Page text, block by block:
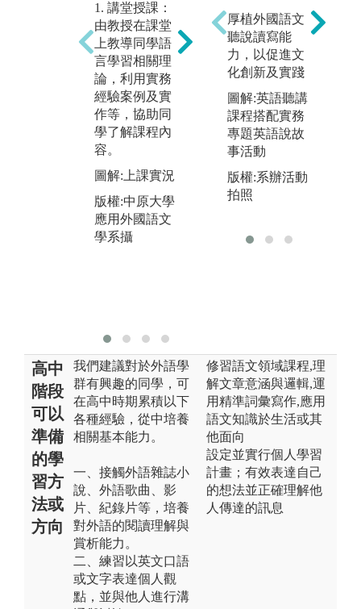
1. 講堂授課：
由教授在課堂
上教導同學語
言學習相關理
論，利用實務
經驗案例及實
作等，協助同
學了解課程內
容。
圖解:上課實況
版權:中原大學
應用外國語文
學系攝
語言學習之課
程設計讓同學
有機會有多次
的分組合作及
上台報告機
會，進而學習
與人合作的模
式。
圖解:上課報告
實況
學系攝
厚植外國語文
聽說讀寫能
力，以促進文
化創新及實踐
圖解:英語聽講
課程搭配實務
專題英語說故
事活動
版權:系辦活動
拍照
高中
階段
可以
準備
的學
習方
法或
方向
我們建議對於外語學
群有興趣的同學，可
在高中時期累積以下
各種經驗，從中培養
相關基本能力。
一、接觸外語雜誌小
說、外語歌曲、影
片、紀錄片等，培養
對外語的閱讀理解與
賞析能力。
二、練習以英文口語
或文字表達個人觀
點，並與他人進行溝
修習語文領域課程,理
解文章意涵與邏輯,運
用精準詞彙寫作,應用
語文知識於生活或其
他面向
設定並實行個人學習
計畫；有效表達自己
的想法並正確理解他
人傳達的訊息